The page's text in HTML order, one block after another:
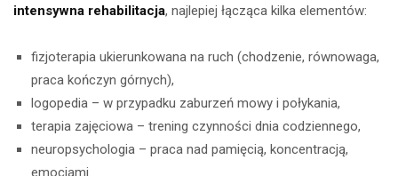
intensywna rehabilitacja, najlepiej łącząca kilka elementów:
fizjoterapia ukierunkowana na ruch (chodzenie, równowaga,
praca kończyn górnych),
logopedia – w przypadku zaburzeń mowy i połykania,
terapia zajęciowa – trening czynności dnia codziennego,
neuropsychologia – praca nad pamięcią, koncentracją,
emocjami.